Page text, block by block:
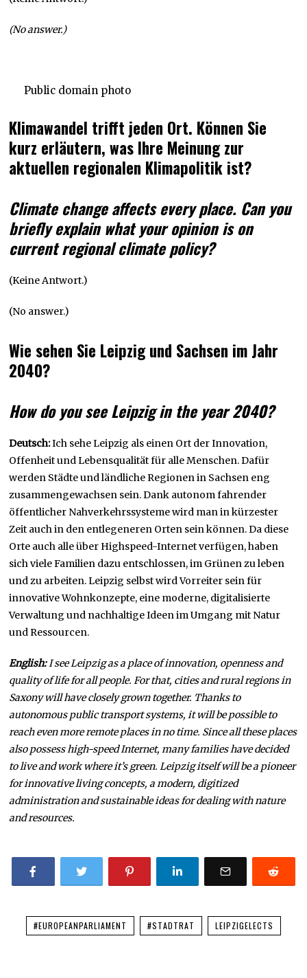
(No answer.)
Public domain photo
Klimawandel trifft jeden Ort. Können Sie
kurz erläutern, was Ihre Meinung zur
aktuellen regionalen Klimapolitik ist?
Climate change affects every place. Can you
briefly explain what your opinion is on
current regional climate policy?
(Keine Antwort.)
(No answer.)
Wie sehen Sie Leipzig und Sachsen im Jahr
2040?
How do you see Leipzig in the year 2040?
Deutsch:Ich sehe Leipzig als einen Ort der Innovation,
Offenheit und Lebensqualität für alle Menschen. Dafür
werden Städte und ländliche Regionen in Sachsen eng
zusammengewachsen sein. Dank autonom fahrender
öffentlicher Nahverkehrssysteme wird man in kürzester
Zeit auch in den entlegeneren Orten sein können. Da diese
Orte auch alle über Highspeed-Internet verfügen, haben
sich viele Familien dazu entschlossen, im Grünen zu leben
und zu arbeiten. Leipzig selbst wird Vorreiter sein für
innovative Wohnkonzepte, eine moderne, digitalisierte
Verwaltung und nachhaltige Ideen im Umgang mit Natur
und Ressourcen.
English: I see Leipzig as a place of innovation, openness and
quality of life for all people. For that, cities and rural regions in
Saxony will have closely grown together. Thanks to
autonomous public transport systems, it will be possible to
reach even more remote places in no time. Since all these places
also possess high-speed Internet, many families have decided
to live and work where it’s green. Leipzig itself will be a pioneer
for innovative living concepts, a modern, digitized
administration and sustainable ideas for dealing with nature
and resources.
#EUROPEANPARLIAMENT #STADTRAT LEIPZIGELECTS